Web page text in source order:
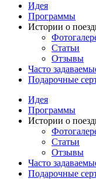
Идея
Программы
Истории о
Статьи
Отзывы
Часто
Подарочные
Идея
Программы
Истории о
Статьи
Отзывы
Часто
Подарочные